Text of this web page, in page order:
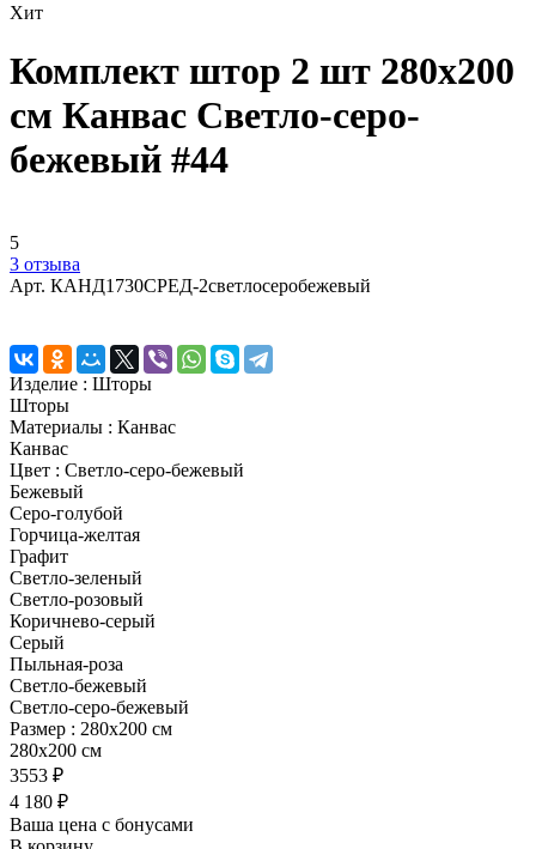
Хит
Комплект штор 2 шт 280х200
см Канвас Светло-серо-
бежевый #44
5
3 отзыва
Арт. КАНД1730СРЕД-2светлосеробежевый
Изделие : Шторы
Шторы
Материалы : Канвас
Канвас
Цвет : Светло-серо-бежевый
Бежевый
Серо-голубой
Горчица-желтая
Графит
Светло-зеленый
Светло-розовый
Коричнево-серый
Серый
Пыльная-роза
Светло-бежевый
Светло-серо-бежевый
Размер : 280х200 см
280х200 см
3553 ₽
4 180 ₽
Ваша цена с бонусами